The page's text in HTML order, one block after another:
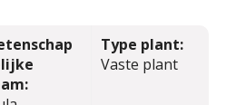
Type plant:
Vaste plant